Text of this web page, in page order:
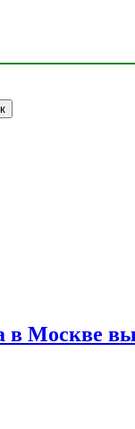
в Москве